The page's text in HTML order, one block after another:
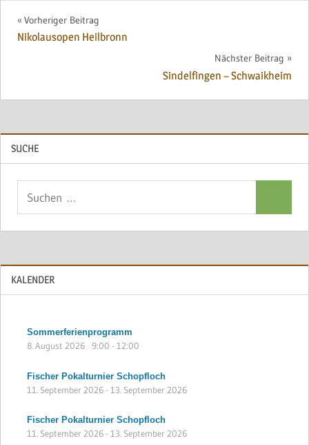
Beitragsnavigation
Vorheriger Beitrag
Nikolausopen Heilbronn
Nächster Beitrag
Sindelfingen – Schwaikheim
SUCHE
KALENDER
Sommerferienprogramm
8. August 2026 9:00 - 12:00
Fischer Pokalturnier Schopfloch
11. September 2026- 13. September 2026
Fischer Pokalturnier Schopfloch
11. September 2026- 13. September 2026